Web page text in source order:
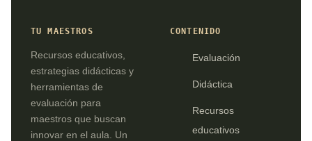
TU MAESTROS
Recursos educativos,
estrategias didácticas y
herramientas de
evaluación para
maestros que buscan
innovar en el aula. Un
CONTENIDO
Evaluación
Didáctica
Recursos
educativos